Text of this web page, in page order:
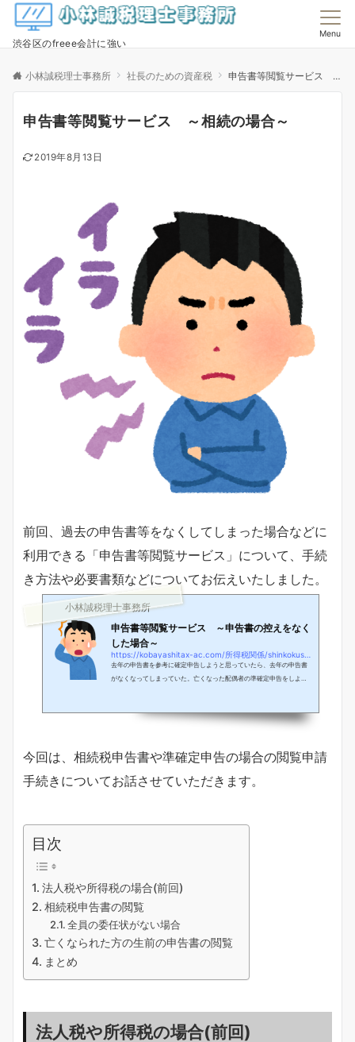
渋谷区のfreee会計に強い
Menu
小林誠税理士事務所 社長のための資産税 申告書等閲覧サービス ～相続の場合～
申告書等閲覧サービス ～相続の場合～
2019年8月13日
前回、過去の申告書等をなくしてしまった場合などに
利用できる「申告書等閲覧サービス」について、手続
き方法や必要書類などについてお伝えいたしました。
小林誠税理士事務所
申告書等閲覧サービス ～申告書の控えをなく
した場合～
去年の申告書を参考に確定申告しようと思っていたら、去年の申告書
がなくなってしまっていた。亡くなった配偶者の準確定申告をしよう
してしまった場合などで利用できる「申告書等閲覧サービス」につい
り、過去に税務署に提出した申告書等の内容を確認する必要がある場...
今回は、相続税申告書や準確定申告の場合の閲覧申請
手続きについてお話させていただきます。
目次
法人税や所得税の場合(前回)
相続税申告書の閲覧
全員の委任状がない場合
亡くなられた方の生前の申告書の閲覧
まとめ
法人税や所得税の場合(前回)